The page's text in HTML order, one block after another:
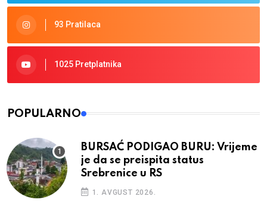
93 Pratilaca
1025 Pretplatnika
POPULARNO
BURSAĆ PODIGAO BURU: Vrijeme
je da se preispita status
Srebrenice u RS
1. AVGUST 2026.